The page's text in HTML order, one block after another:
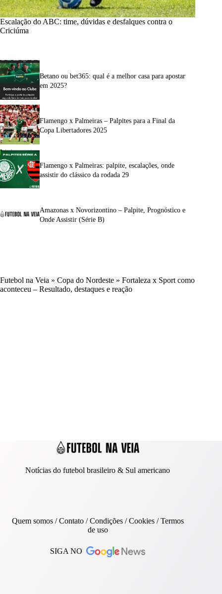
Escalação do ABC: time, dúvidas e desfalques contra o
Criciúma
Betano ou bet365: qual é a melhor casa para apostar
em 2025?
Flamengo x Palmeiras – Palpites para a Final da
Copa Libertadores 2025
Flamengo x Palmeiras: palpite, escalações, onde
assistir do clássico da rodada 29
Amazonas x Novorizontino – Palpite, Prognóstico e
Onde Assistir (Série B)
Futebol na Veia » Copa do Nordeste » Fortaleza x Sport como
aconteceu – Resultado, destaques e reação
Notícias do futebol brasileiro & Sul americano
Quem somos/Contato/ Condições /Cookies/Termos
de uso
SIGA NO